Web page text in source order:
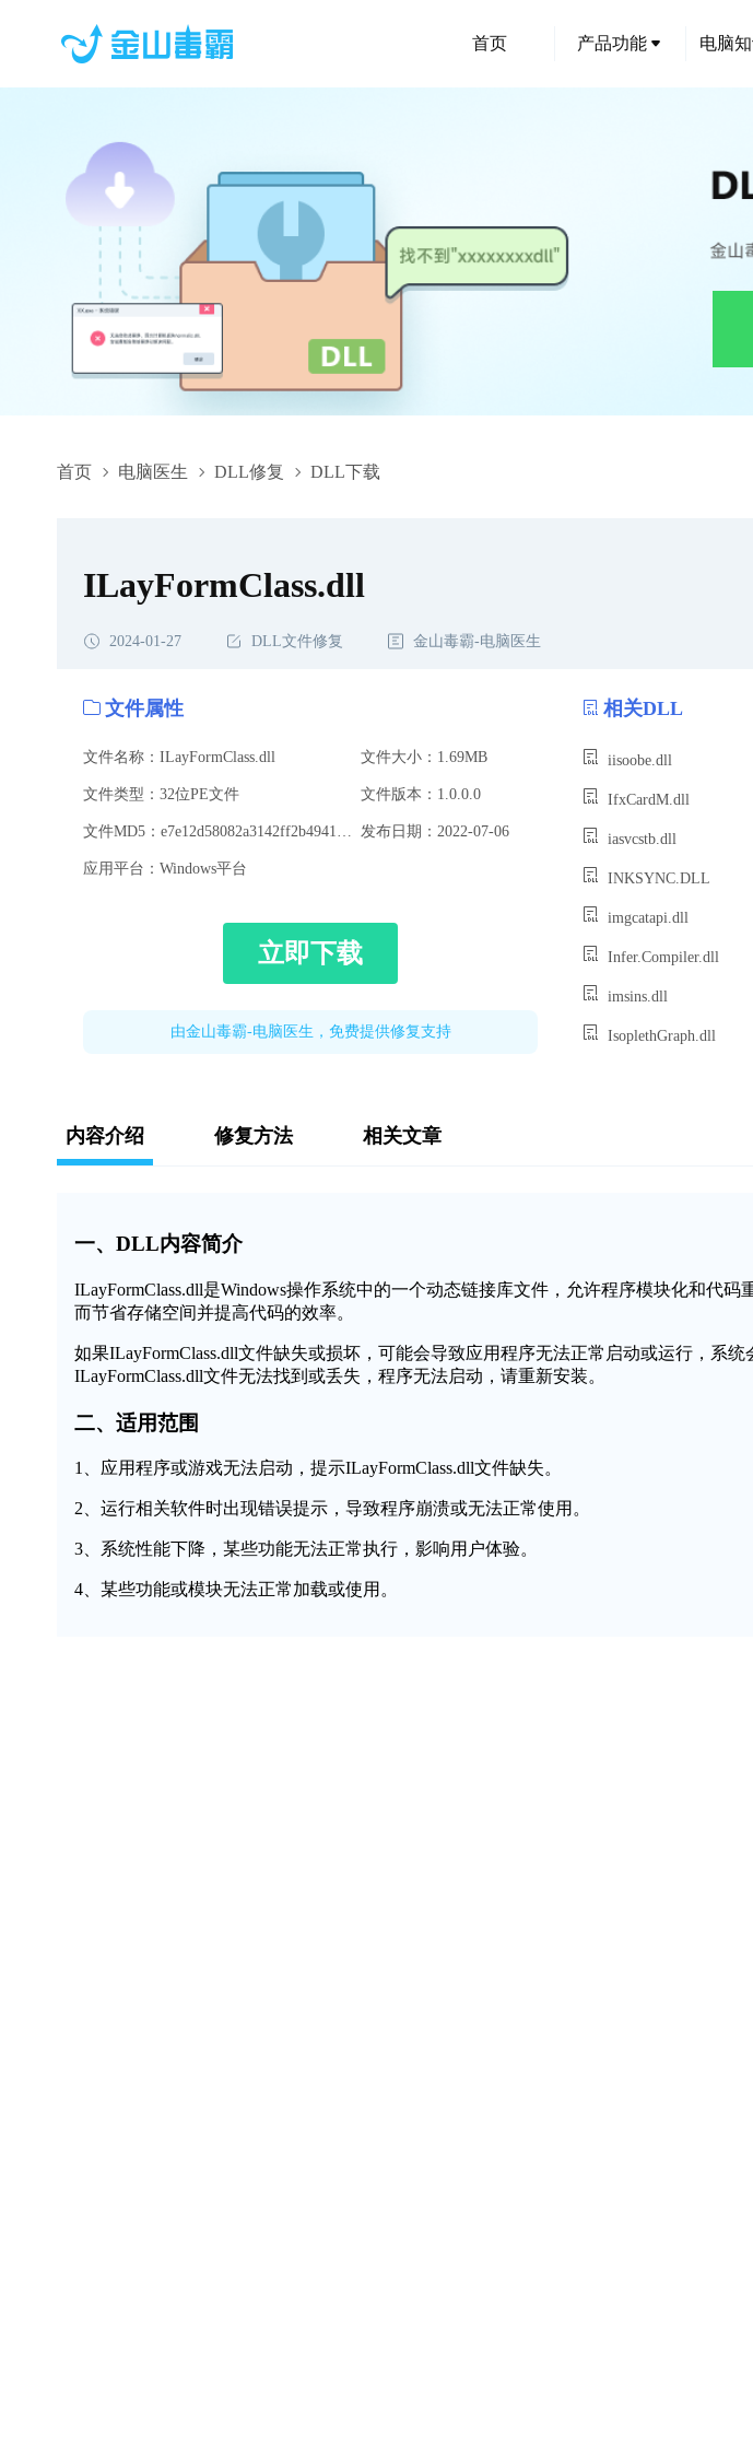
首页 产品功能 电脑
首页 电脑医生 DLL修复 DLL下载
ILayFormClass.dll,ILayFormClass.dll下载,ILayFormClass.dll修复
ILayFormClass.dll
2024-01-27 DLL文件修复 金山毒霸-电脑医生
文件属性
文件名称：ILayFormClass.dll 文件大小：1.69MB
文件类型：32位PE文件 文件版本：1.0.0.0
发布日期：2022-07-06
应用平台：Windows平台
立即下载
由金山毒霸-电脑医生，免费提供修复支持
相关DLL
iisoobe.dll
IfxCardM.dll
iasvcstb.dll
INKSYNC.DLL
imgcatapi.dll
Infer.Compiler.dll
imsins.dll
IsoplethGraph.dll
内容介绍 修复方法 相关文章
一、DLL内容简介
ILayFormClass.dll是Windows操作系统中的一个动态链接库文件，允许程序模块化和代码
而节省存储空间并提高代码的效率。
如果ILayFormClass.dll文件缺失或损坏，可能会导致应用程序无法正常启动或运行，系
ILayFormClass.dll文件无法找到或丢失，程序无法启动，请重新安装。
二、适用范围
1、应用程序或游戏无法启动，提示ILayFormClass.dll文件缺失。
2、运行相关软件时出现错误提示，导致程序崩溃或无法正常使用。
3、系统性能下降，某些功能无法正常执行，影响用户体验。
4、某些功能或模块无法正常加载或使用。